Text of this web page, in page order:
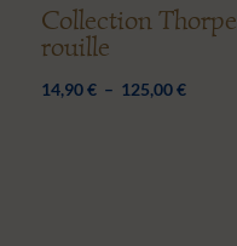
Collection Thorpe
rouille
14,90€ – 125,00€Plage